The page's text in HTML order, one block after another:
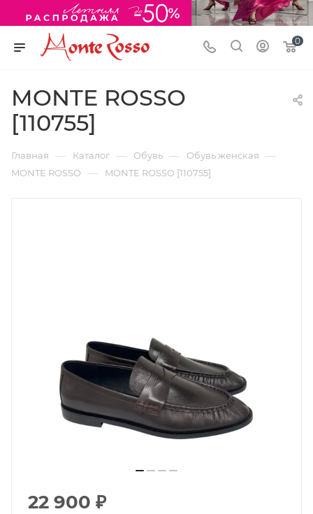
0
MONTE ROSSO
[110755]
Главная — Каталог — Обувь — Обувь женская —
MONTE ROSSO — MONTE ROSSO [110755]
22 900 ₽